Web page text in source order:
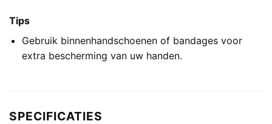
Tips
Gebruik binnenhandschoenen of bandages voor
extra bescherming van uw handen.
SPECIFICATIES